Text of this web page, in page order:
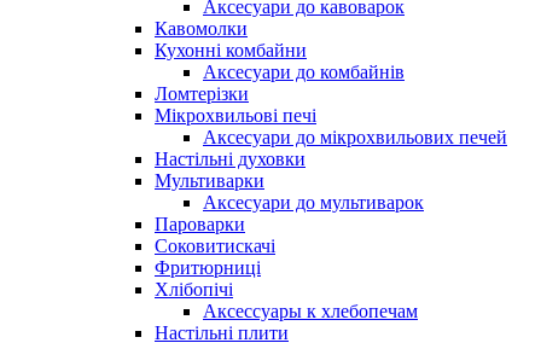
Аксесуари до кавоварок
Кавомолки
Кухонні комбайни
Аксесуари до комбайнів
Ломтерізки
Мікрохвильові печі
Аксесуари до мікрохвильових печей
Настільні духовки
Мультиварки
Аксесуари до мультиварок
Пароварки
Соковитискачі
Фритюрниці
Хлібопічі
Аксессуары к хлебопечам
Настільні плити